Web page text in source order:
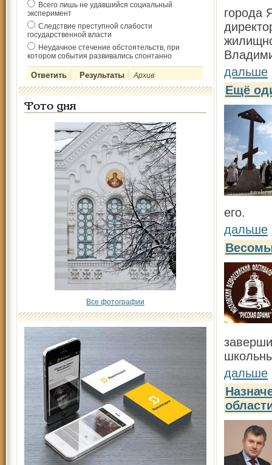
Всего лишь не удавшийся социальный
эксперимент
Следствие преступной слабости
государственной власти
Неудачное стечение обстоятельств, при
котором события развивались спонтанно
Архив
Фото дня
Все фотографии
города
дальше
Ещё
его.
дальше
дальше